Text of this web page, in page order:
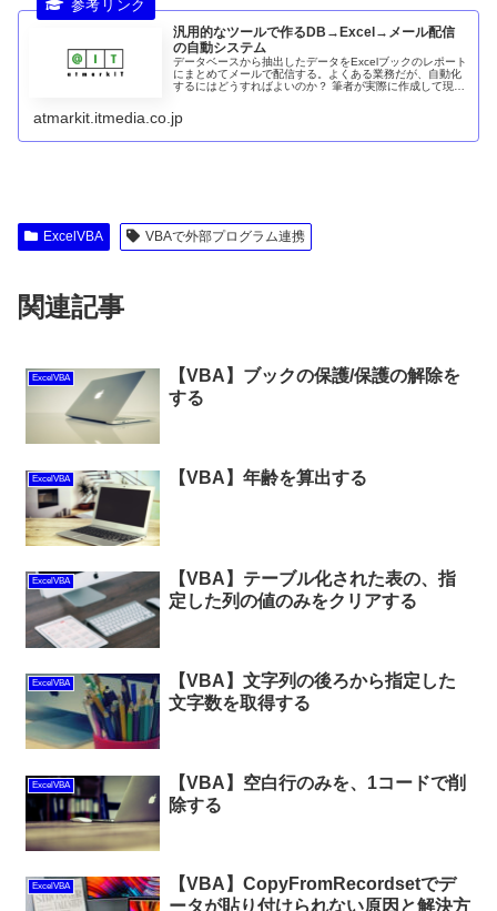
汎用的なツールで作るDB→Excel→メール配信
の自動システム
データベースから抽出したデータをExcelブックのレポート
にまとめてメールで配信する。よくある業務だが、自動化
するにはどうすればよいのか？ 筆者が実際に作成して現在
ツールによる自動化手法を...
atmarkit.itmedia.co.jp
ExcelVBA VBAで外部プログラム連携
関連記事
ExcelVBA
【VBA】ブックの保護/保護の解除を
する
ExcelVBA 【VBA】年齢を算出する
ExcelVBA
【VBA】テーブル化された表の、指
定した列の値のみをクリアする
ExcelVBA
【VBA】文字列の後ろから指定した
文字数を取得する
ExcelVBA
【VBA】空白行のみを、1コードで削
除する
ExcelVBA
【VBA】CopyFromRecordsetでデ
ータが貼り付けられない原因と解決方